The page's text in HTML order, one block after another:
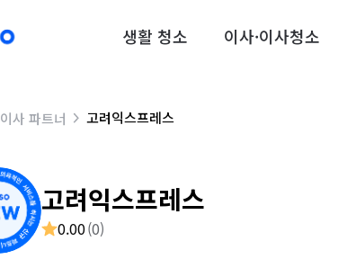
생활 청소 이사·이사청소
이사 파트너 고려익스프레스
고려익스프레스
0.00(0)